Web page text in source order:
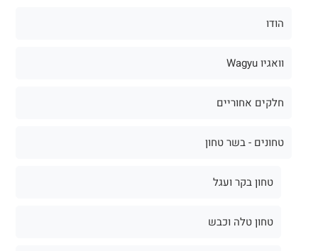
הודו
וואגיו Wagyu
חלקים אחוריים
טחונים - בשר טחון
טחון בקר ועגל
טחון טלה וכבש